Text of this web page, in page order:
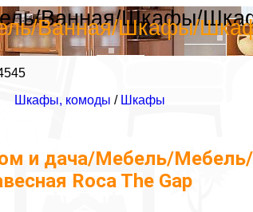
Ванная/Шкафы/
Ванная/Шкафы/
Шкафы, комоды / Шкафы
и дача/Мебель/
Roca The Gap